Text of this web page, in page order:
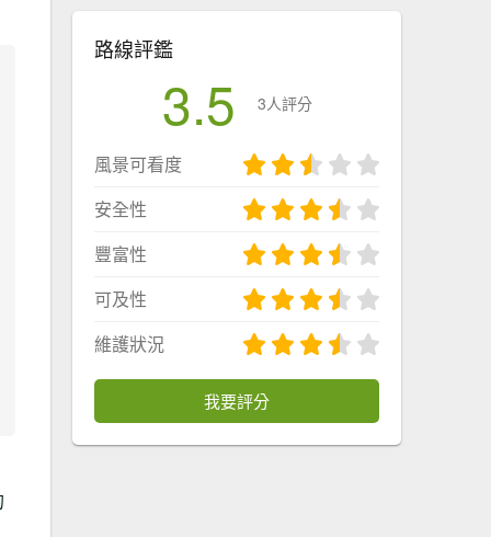
路線評鑑
3.5 3人評分
風景可看度
安全性
豐富性
可及性
維護狀況
我要評分